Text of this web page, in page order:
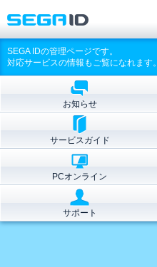
SEGA IDの管理ページです。
対応サービスの情報もご覧になれます。
お知らせ
サービスガイド
PCオンライン
サポート